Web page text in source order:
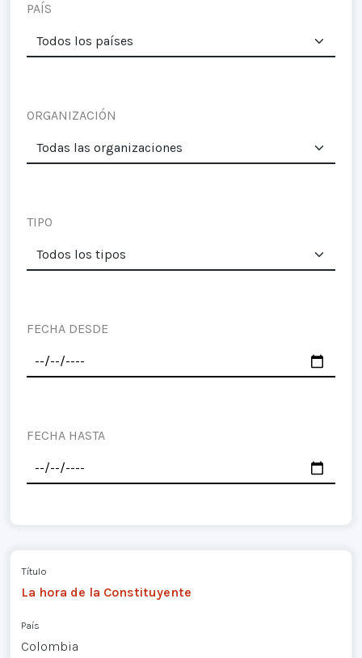
PAÍS
ORGANIZACIÓN
TIPO
FECHA DESDE
FECHA HASTA
Título
La hora de la Constituyente
País
Colombia